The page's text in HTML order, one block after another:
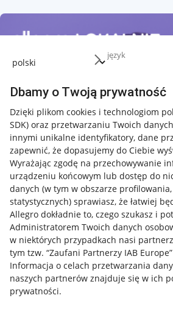
język
Dbamy o Twoją prywatność
Dzięki plikom cookies i technologiom
SDK) oraz przetwarzaniu Twoich
innymi unikalne identyfikatory, dane
zapewnić, że dopasujemy do Ciebie
Wyrażając zgodę na przechowywanie
urządzeniu końcowym lub dostęp do
danych (w tym w obszarze
statystycznych) sprawiasz, że łatwiej
Allegro dokładnie to, czego szukasz i
Administratorem Twoich danych
w niektórych przypadkach nasi
tym tzw. “Zaufani Partnerzy IAB
Informacja o celach przetwarzania
naszych partnerów znajduje się w ich
prywatności.
Nawigacja
Przydatne informacje
Jak to działa